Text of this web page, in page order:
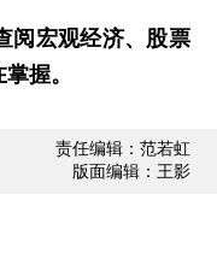
阅宏观经济、股票
握。
责任编辑：范若虹
版面编辑：王影